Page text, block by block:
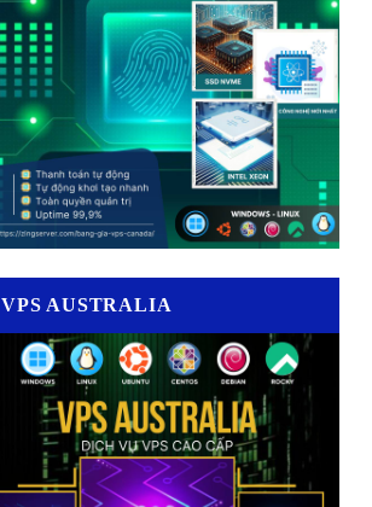
VPS AUSTRALIA